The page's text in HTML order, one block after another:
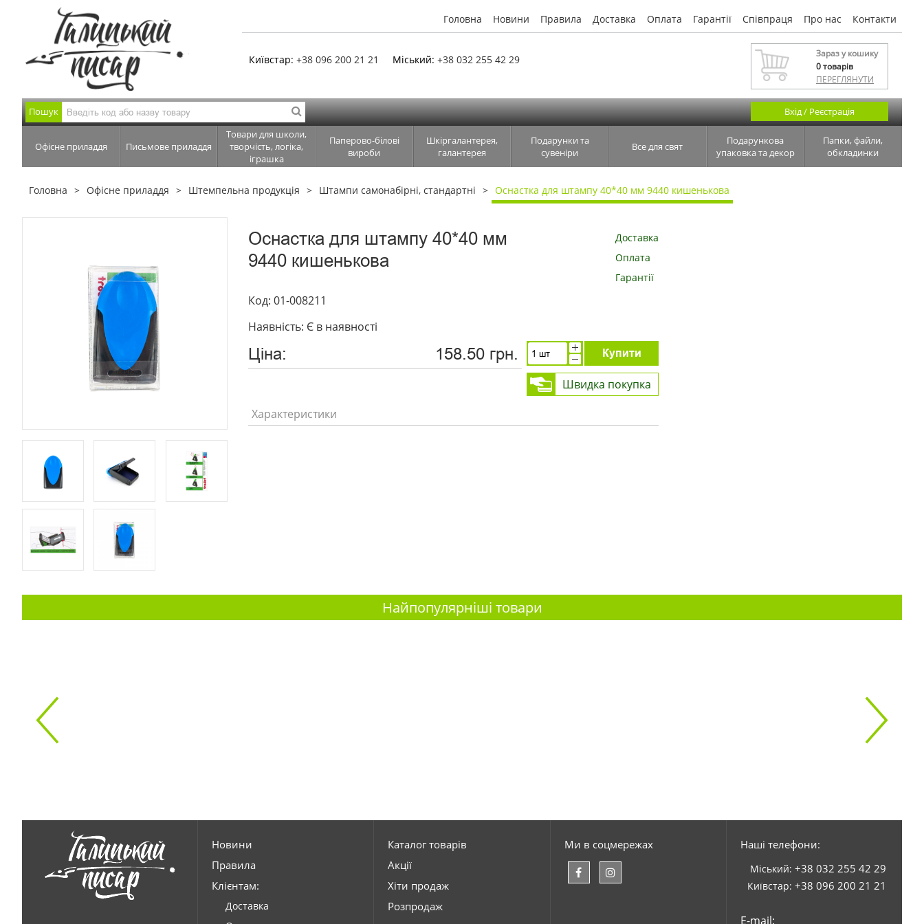
Головна Новини Правила Доставка Оплата Гарантії Співпраця Про нас Контакти
Київстар: +38 096 200 21 21 Міський: +38 032 255 42 29
Зараз у кошику
0товарів
ПЕРЕГЛЯНУТИ
Пошук Вхід / Реєстрація
Офісне приладдя Письмове приладдя
Товари для школи,
творчість, логіка,
іграшка
Паперово-білові
вироби
Шкіргалантерея,
галантерея
Подарунки та
сувеніри
Все для свят
Подарункова
упаковка та декор
Папки, файли,
обкладинки
Головна Офісне приладдя Штемпельна продукція Штампи самонабірні, стандартні Оснастка для штампу 40*40 мм 9440 кишенькова
Оснастка для штампу 40*40 мм
9440 кишенькова
Код: 01-008211
Наявність: Є в наявності
Ціна: 158.50 грн.
Доставка
Оплата
Гарантії
Купити
Швидка покупка
Характеристики
Найпопулярніші товари
Новини
Правила
Клієнтам:
Доставка
Каталог товарів
Акції
Хіти продаж
Розпродаж
Ми в соцмережах Наші телефони:
Міський: +38 032 255 42 29
Київстар: +38 096 200 21 21
E-mail: